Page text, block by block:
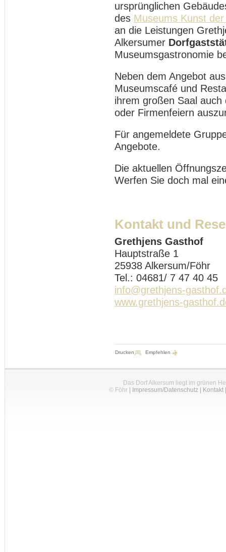
ursprünglichen
des Museums Kunst
an die Leistungen
Alkersumer
Museumsgastronomie
Neben dem Angebot aus
Museumscafé und
ihrem großen Saal
oder Firmenfeiern
Für angemeldete
Angebote.
Die aktuellen
Werfen Sie doch mal
Kontakt und
Grethjens Gasthof
Hauptstraße 1
25938 Alkersum/Föhr
Tel.: 04681/ 7 47 40 45
info@grethjens-
www.grethjens-
Drucken Empfehlen
Das Dorf Alkersum liegt im grünen
© Föhr| Impressum/Datenschutz| Kontakt